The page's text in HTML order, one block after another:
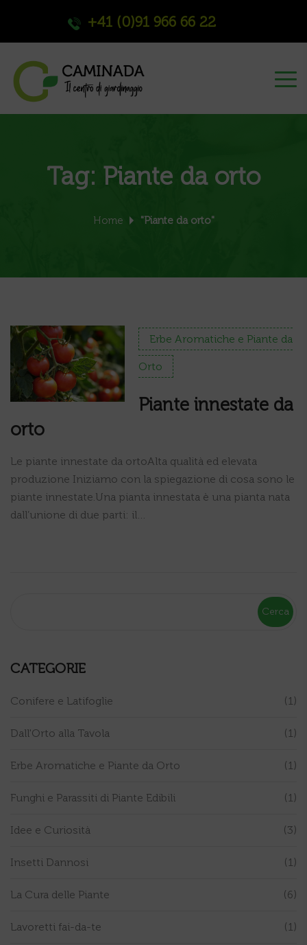
+41 (0)91 966 66 22
Tag: Piante da orto
Home "Piante da orto"
Erbe Aromatiche e Piante da
Orto
Piante innestate da
orto
Le piante innestate da ortoAlta qualità ed elevata
produzione Iniziamo con la spiegazione di cosa sono le
piante innestate.Una pianta innestata è una pianta nata
dall’unione di due parti: il…
Cerca
CATEGORIE
Conifere e Latifoglie (1)
Dall'Orto alla Tavola (1)
Erbe Aromatiche e Piante da Orto (1)
Funghi e Parassiti di Piante Edibili (1)
Idee e Curiosità (3)
Insetti Dannosi (1)
La Cura delle Piante (6)
Lavoretti fai-da-te (1)